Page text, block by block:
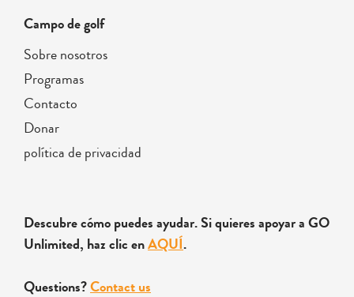
Campo de golf
Sobre nosotros
Programas
Contacto
Donar
política de privacidad
Descubre cómo puedes ayudar. Si quieres apoyar a GO
Unlimited, haz clic enAQUÍ.
Questions?Contact us